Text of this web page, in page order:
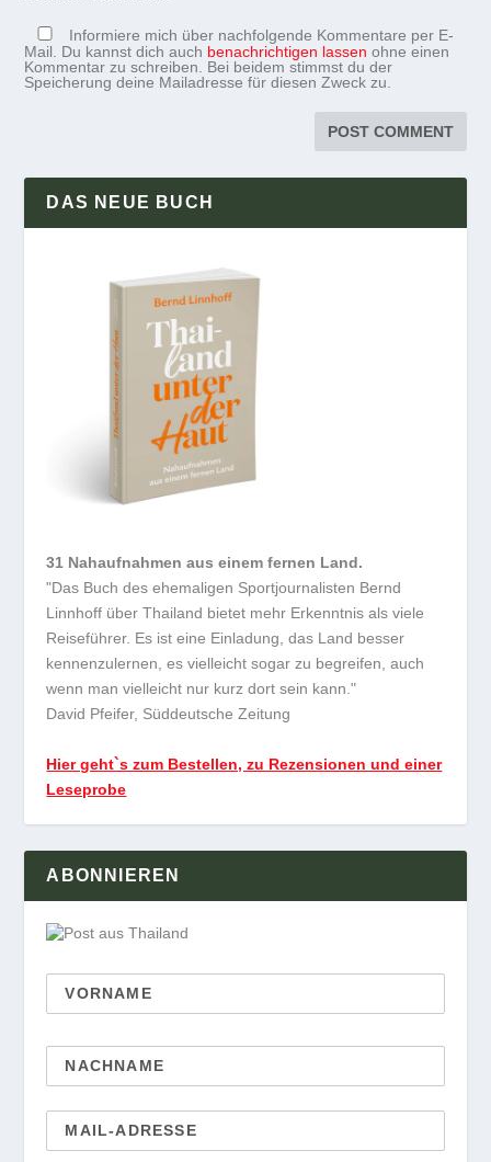
Informiere mich über nachfolgende Kommentare per E-
Mail. Du kannst dich auch benachrichtigen lassen ohne einen
Kommentar zu schreiben. Bei beidem stimmst du der
Speicherung deine Mailadresse für diesen Zweck zu.
DAS NEUE BUCH
31 Nahaufnahmen aus einem fernen Land.
"Das Buch des ehemaligen Sportjournalisten Bernd
Linnhoff über Thailand bietet mehr Erkenntnis als viele
Reiseführer. Es ist eine Einladung, das Land besser
kennenzulernen, es vielleicht sogar zu begreifen, auch
wenn man vielleicht nur kurz dort sein kann."
David Pfeifer, Süddeutsche Zeitung
Hier geht`s zum Bestellen, zu Rezensionen und einer
Leseprobe
ABONNIEREN